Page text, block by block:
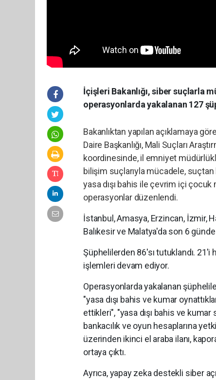
İçişleri Bakanlığı, siber suçlarla
operasyonlarda yakalanan 127
Bakanlıktan yapılan açıklamaya
Daire Başkanlığı, Mali Suçları
koordinesinde, il emniyet
bilişim suçlarıyla mücadele, suçtan
yasa dışı bahis ile çevrim içi
operasyonlar düzenlendi.
İstanbul, Amasya, Erzincan, İzmir,
Balıkesir ve Malatya'da son 6
Şüphelilerden 86'sı tutuklandı. 21'i
işlemleri devam ediyor.
Operasyonlarda yakalanan
"yasa dışı bahis ve kumar
ettikleri", "yasa dışı bahis ve kumar
bankacılık ve oyun hesaplarına
üzerinden ikinci el araba ilanı,
ortaya çıktı.
Ayrıca, yapay zeka destekli siber